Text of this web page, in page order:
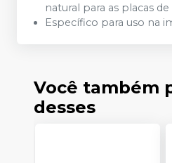
natural para as placas
Específico para uso na
Você também
desses